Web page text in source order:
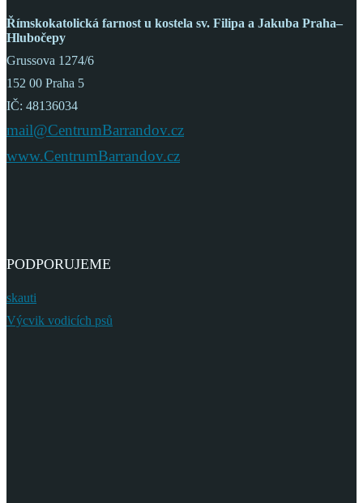
Římskokatolická farnost u kostela sv. Filipa a Jakuba Praha–
Hlubočepy
Grussova 1274/6
152 00 Praha 5
IČ: 48136034
mail@CentrumBarrandov.cz
www.CentrumBarrandov.cz
PODPORUJEME
skauti
Výcvik vodicích psů